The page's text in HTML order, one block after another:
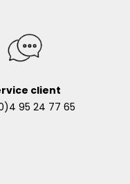
client
95 24 77 65